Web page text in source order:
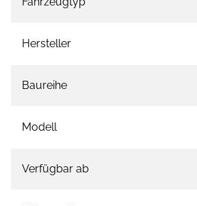
Hersteller
Baureihe
Modell
Verfügbar ab